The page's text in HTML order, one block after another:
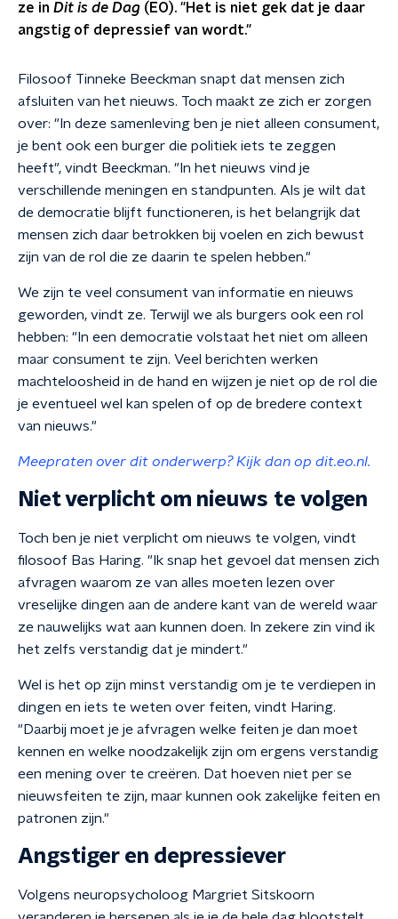
ze in Dit is de Dag (EO). "Het is niet gek dat je daar
angstig of depressief van wordt."
Filosoof Tinneke Beeckman snapt dat mensen zich
afsluiten van het nieuws. Toch maakt ze zich er zorgen
over: "In deze samenleving ben je niet alleen consument,
je bent ook een burger die politiek iets te zeggen
heeft", vindt Beeckman. "In het nieuws vind je
verschillende meningen en standpunten. Als je wilt dat
de democratie blijft functioneren, is het belangrijk dat
mensen zich daar betrokken bij voelen en zich bewust
zijn van de rol die ze daarin te spelen hebben."
We zijn te veel consument van informatie en nieuws
geworden, vindt ze. Terwijl we als burgers ook een rol
hebben: "In een democratie volstaat het niet om alleen
maar consument te zijn. Veel berichten werken
machteloosheid in de hand en wijzen je niet op de rol die
je eventueel wel kan spelen of op de bredere context
van nieuws."
Meepraten over dit onderwerp? Kijk dan op dit.eo.nl.
Niet verplicht om nieuws te volgen
Toch ben je niet verplicht om nieuws te volgen, vindt
filosoof Bas Haring. "Ik snap het gevoel dat mensen zich
afvragen waarom ze van alles moeten lezen over
vreselijke dingen aan de andere kant van de wereld waar
ze nauwelijks wat aan kunnen doen. In zekere zin vind ik
het zelfs verstandig dat je mindert."
Wel is het op zijn minst verstandig om je te verdiepen in
dingen en iets te weten over feiten, vindt Haring.
"Daarbij moet je je afvragen welke feiten je dan moet
kennen en welke noodzakelijk zijn om ergens verstandig
een mening over te creëren. Dat hoeven niet per se
nieuwsfeiten te zijn, maar kunnen ook zakelijke feiten en
patronen zijn."
Angstiger en depressiever
Volgens neuropsycholoog Margriet Sitskoorn